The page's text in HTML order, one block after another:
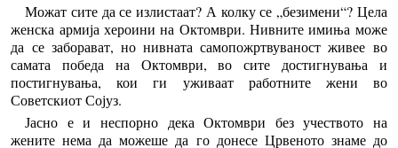
Можат сите да се излистаат? А колку се „безимени“? Цела
женска армија хероини на Октомври. Нивните имиња може
да се заборават, но нивната самопожртвуваност живее во
самата победа на Октомври, во сите достигнувања и
постигнувања, кои ги уживаат работните жени во
Советскиот Сојуз.
Јасно е и неспорно дека Октомври без учеството на
жените нема да можеше да го донесе Црвеното знаме до